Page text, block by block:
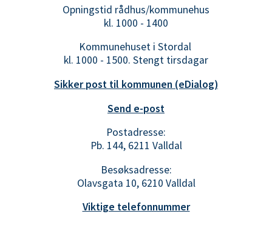
Opningstid rådhus/kommunehus
kl. 1000 - 1400
Kommunehuset i Stordal
kl. 1000 - 1500. Stengt tirsdagar
Sikker post til kommunen (eDialog)
Send e-post
Postadresse:
Pb. 144, 6211 Valldal
Besøksadresse:
Olavsgata 10, 6210 Valldal
Viktige telefonnummer